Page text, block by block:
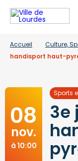
Accueil Culture,
handisport haut-
08
nov.
à 10:00
Sports
3e